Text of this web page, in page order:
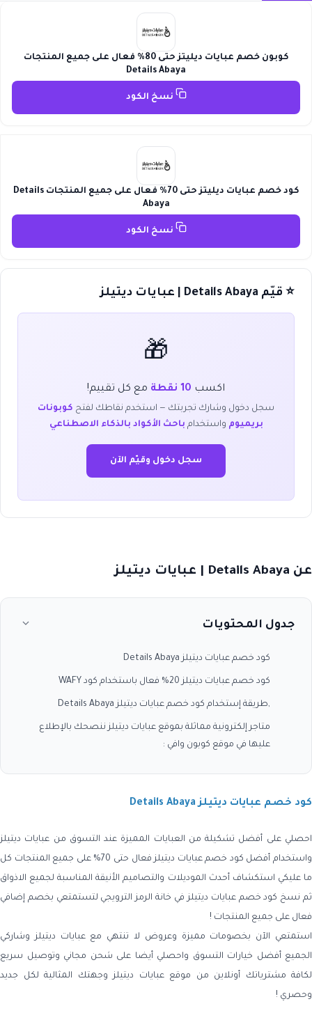
كوبون خصم عبايات ديليتز حتى 80% فعال على جميع المنتجات
Details Abaya
نسخ الكود
كود خصم عبايات ديليتز حتى 70% فعال على جميع المنتجات Details
Abaya
نسخ الكود
⭐ قيّم Details Abaya | عبايات ديتيلز
🎁
اكسب 10 نقطة مع كل تقييم!
سجل دخول وشارك تجربتك — استخدم نقاطك لفتح كوبونات
بريميوم واستخدام باحث الأكواد بالذكاء الاصطناعي
سجل دخول وقيّم الآن
عن Details Abaya | عبايات ديتيلز
جدول المحتويات
كود خصم عبايات ديتيلز Details Abaya
كود خصم عبايات ديتيلز 20% فعال باستخدام كود WAFY
,طريقة إستخدام كود خصم عبايات ديتيلز Details Abaya
متاجر إلكترونية مماثلة بموقع عبايات ديتيلز ننصحك بالإطلاع
عليها في موقع كوبون وافي :
كود خصم عبايات ديتيلز Details Abaya
احصلي على أفضل تشكيلة من العبايات المميزة عند التسوق من عبايات ديتيلز
واستخدام أفضل كود خصم عبايات ديتيلز فعال حتى 70% على جميع المنتجات كل
ما عليكي استكشاف أحدث الموديلات والتصاميم الأنيقة المناسبة لجميع الاذواق
ثم نسخ كود خصم عبايات ديتيلز في خانة الرمز الترويجي لتستمتعي بخصم إضافي
فعال على جميع المنتجات !
استمتعي الآن بخصومات مميزة وعروض لا تنتهي مع عبايات ديتيلز وشاركي
الجميع أفضل خيارات التسوق واحصلي أيضا على شحن مجاني وتوصيل سريع
لكافة مشترياتك أونلاين من موقع عبايات ديتيلز وجهتك المثالية لكل جديد
وحصري !